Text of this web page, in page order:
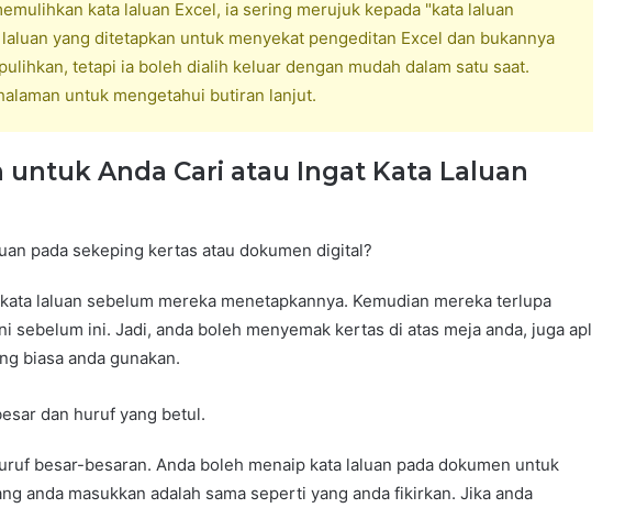
kata laluan Excel, ia sering merujuk kepada "kata laluan
yang ditetapkan untuk menyekat pengeditan Excel dan bukannya
tetapi ia boleh dialih keluar dengan mudah dalam satu saat.
untuk mengetahui butiran lanjut.
untuk Anda Cari atau Ingat Kata Laluan
pada sekeping kertas atau dokumen digital?
laluan sebelum mereka menetapkannya. Kemudian mereka terlupa
sebelum ini. Jadi, anda boleh menyemak kertas di atas meja anda, juga apl
biasa anda gunakan.
dan huruf yang betul.
besar-besaran. Anda boleh menaip kata laluan pada dokumen untuk
anda masukkan adalah sama seperti yang anda fikirkan. Jika anda